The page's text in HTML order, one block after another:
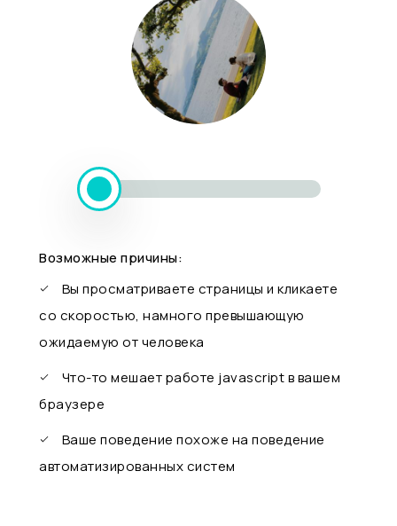
Возможные причины:
Вы просматриваете страницы и кликаете
со скоростью, намного превышающую
ожидаемую от человека
Что-то мешает работе javascript в вашем
браузере
Ваше поведение похоже на поведение
автоматизированных систем